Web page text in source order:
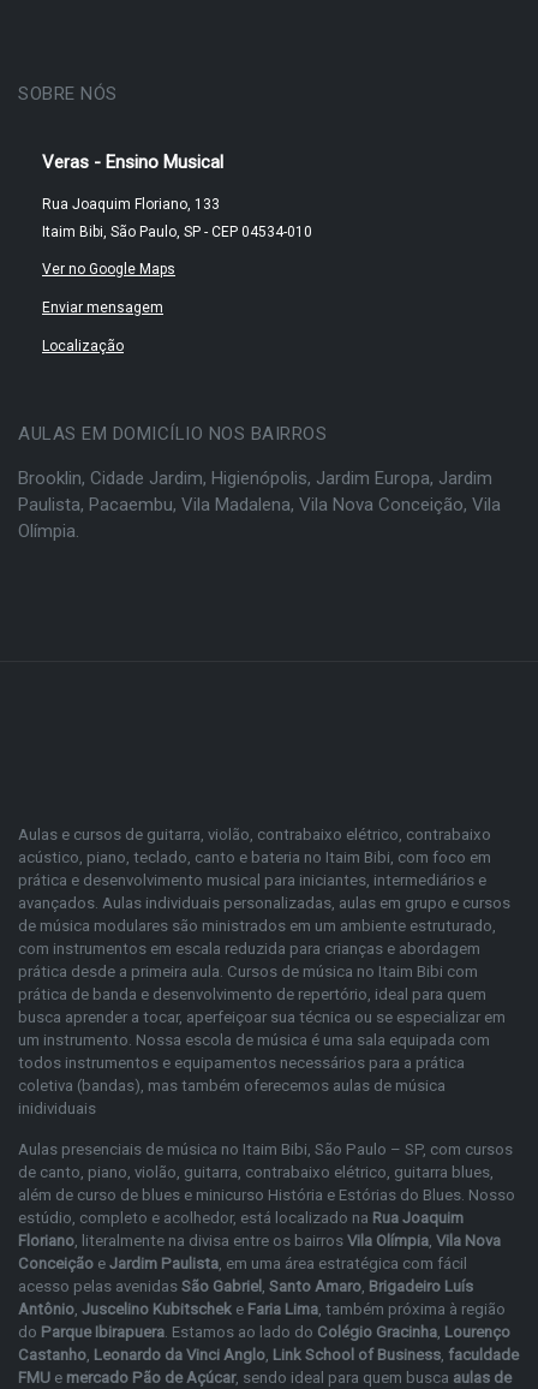
SOBRE NÓS
Veras - Ensino Musical
Rua Joaquim Floriano, 133
Itaim Bibi, São Paulo, SP - CEP 04534-010
Ver no Google Maps
Enviar mensagem
Localização
AULAS EM DOMICÍLIO NOS BAIRROS
Brooklin, Cidade Jardim, Higienópolis, Jardim Europa, Jardim
Paulista, Pacaembu, Vila Madalena, Vila Nova Conceição, Vila
Olímpia.
Aulas e cursos de guitarra, violão, contrabaixo elétrico, contrabaixo
acústico, piano, teclado, canto e bateria no Itaim Bibi, com foco em
prática e desenvolvimento musical para iniciantes, intermediários e
avançados. Aulas individuais personalizadas, aulas em grupo e cursos
de música modulares são ministrados em um ambiente estruturado,
com instrumentos em escala reduzida para crianças e abordagem
prática desde a primeira aula. Cursos de música no Itaim Bibi com
prática de banda e desenvolvimento de repertório, ideal para quem
busca aprender a tocar, aperfeiçoar sua técnica ou se especializar em
um instrumento. Nossa escola de música é uma sala equipada com
todos instrumentos e equipamentos necessários para a prática
coletiva (bandas), mas também oferecemos aulas de música
inidividuais
Aulas presenciais de música no Itaim Bibi, São Paulo – SP, com cursos
de canto, piano, violão, guitarra, contrabaixo elétrico, guitarra blues,
além de curso de blues e minicurso História e Estórias do Blues. Nosso
estúdio, completo e acolhedor, está localizado na Rua Joaquim
Floriano, literalmente na divisa entre os bairros Vila Olímpia, Vila Nova
Conceição e Jardim Paulista, em uma área estratégica com fácil
acesso pelas avenidas São Gabriel , Santo Amaro, Brigadeiro Luís
Antônio, Juscelino Kubitschek e Faria Lima, também próxima à região
do Parque Ibirapuera. Estamos ao lado do Colégio Gracinha, Lourenço
Castanho, Leonardo da Vinci Anglo, Link School of Business, faculdade
FMU e mercado Pão de Açúcar, sendo ideal para quem busca aulas de